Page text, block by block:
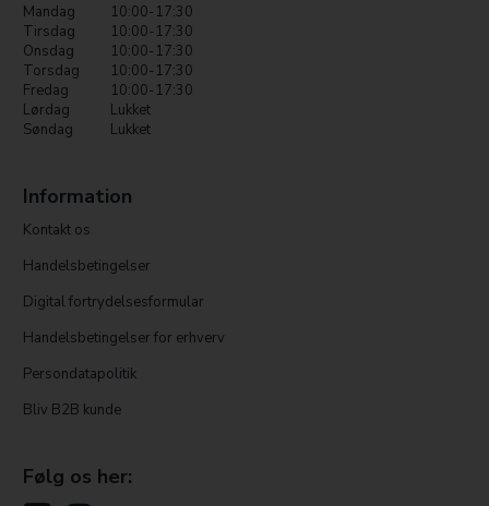
Mandag
10:00-17:30
Tirsdag
10:00-17:30
Onsdag
10:00-17:30
Torsdag
10:00-17:30
Fredag
10:00-17:30
Lørdag
Lukket
Søndag
Lukket
Information
Kontakt os
Handelsbetingelser
Digital fortrydelsesformular
Handelsbetingelser for erhverv
Persondatapolitik
Bliv B2B kunde
Følg os her: